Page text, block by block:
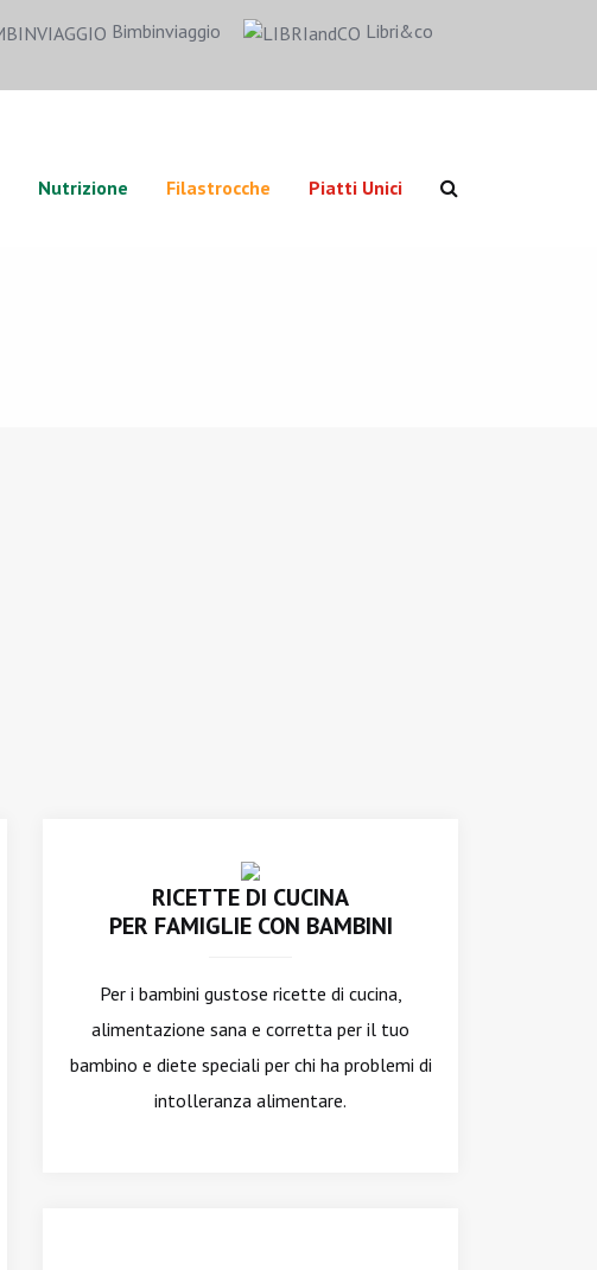
Bimbinviaggio
Libri&co
Nutrizione Filastrocche Piatti Unici
RICETTE DI CUCINA
PER FAMIGLIE CON BAMBINI
Per i bambini gustose ricette di cucina,
alimentazione sana e corretta per il tuo
bambino e diete speciali per chi ha problemi di
intolleranza alimentare.